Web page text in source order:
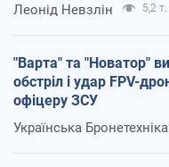
Леонід Невзлін 5,2 т.
"Варта" та "Новатор"
обстріл і удар FPV-
офіцеру ЗСУ
Українська Бронетехніка